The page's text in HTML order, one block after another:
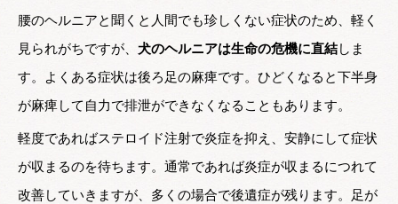
腰のヘルニアと聞くと人間でも珍しくない症状のため、軽く
見られがちですが、 犬のヘルニアは生命の危機に直結しま
す。よくある症状は後ろ足の麻痺です。ひどくなると下半身
が麻痺して自力で排泄ができなくなることもあります。
軽度であればステロイド注射で炎症を抑え、安静にして症状
が収まるのを待ちます。通常であれば炎症が収まるにつれて
改善していきますが、多くの場合で後遺症が残ります。足が